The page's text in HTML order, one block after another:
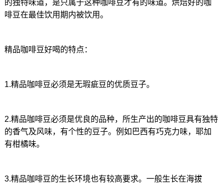
的独特味道，是只属于这种咖啡豆才有的味道。烘焙好的咖
啡豆在最佳饮用期内被饮用。
精品咖啡豆好喝的特点：
1.精品咖啡豆必须是无瑕疵豆的优质豆子。
2.精品咖啡豆必须是优良的品种，所生产出的咖啡豆具有独特
的香气及风味，有个性的豆子。例如巴西有巧克力味，耶加
有柑橘味。
3.精品咖啡豆的生长环境也有较高要求。一般生长在海拔